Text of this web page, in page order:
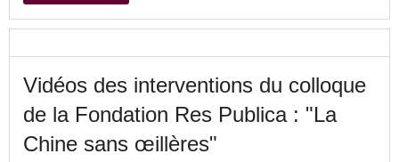
Vidéos des interventions du colloque
de la Fondation Res Publica : "La
Chine sans œillères"